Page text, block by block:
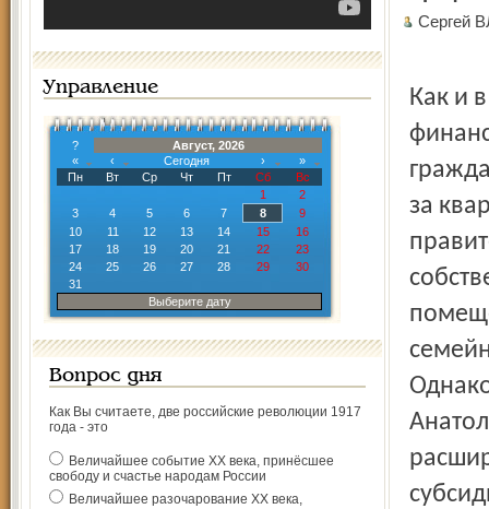
Управление
?
Август, 2026
«
‹ Сегодня ›
»
Пн
Вт Ср Чт Пт Сб
Вс
1
2
3
4 5 6 7 8
9
10
11 12 13 14 15
16
17
18 19 20 21 22
23
24
25 26 27 28 29
30
31
Выберите дату
Вопрос дня
Как Вы считаете, две российские революции 1917
года - это
Величайшее событие ХХ века, принёсшее
свободу и счастье народам России
Величайшее разочарование ХХ века,
Сергей
Как и
за